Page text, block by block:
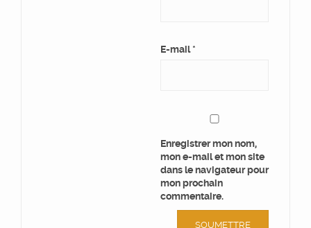
E-mail*
Enregistrer mon nom,
mon e-mail et mon site
dans le navigateur pour
mon prochain
commentaire.